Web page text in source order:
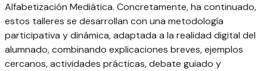
Alfabetización Mediática. Concretamente, ha continuado,
estos talleres se desarrollan con una metodología
participativa y dinámica, adaptada a la realidad digital del
alumnado, combinando explicaciones breves, ejemplos
cercanos, actividades prácticas, debate guiado y